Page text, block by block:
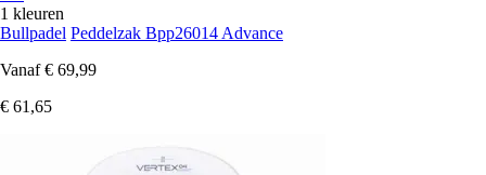
1 kleuren
Bullpadel Peddelzak Bpp26014 Advance
Vanaf € 69,99
€ 61,65